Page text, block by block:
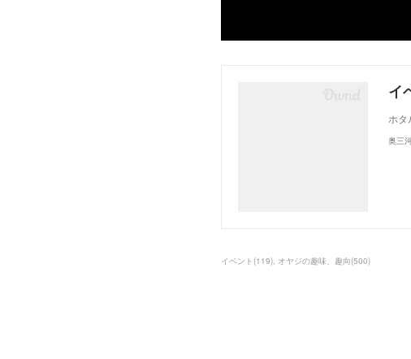
イ
ホタ
奥三
イベント (119) オヤジの趣味、趣向(500)